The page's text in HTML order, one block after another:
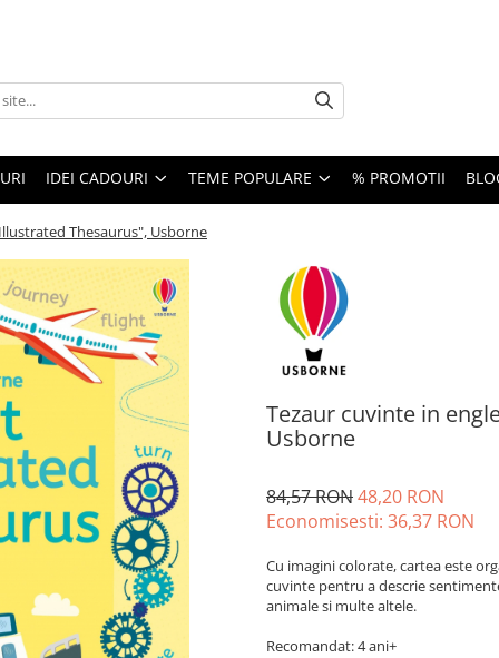
IDEI CADOURI TEME POPULARE % PROMOTII
Thesaurus", Usborne
Tezaur cuvinte in
Usborne
84,57 RON48,20 RON
Economisesti: 36,37 RON
Cu imagini colorate, cartea este
cuvinte pentru a descrie
animale si multe altele.
Recomandat: 4 ani+